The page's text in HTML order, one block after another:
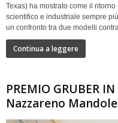
Texas) ha mostrato come il
scientifico e industriale sempre
un confronto tra due modelli
Continua a leggere
PREMIO GRUBER
Nazzareno